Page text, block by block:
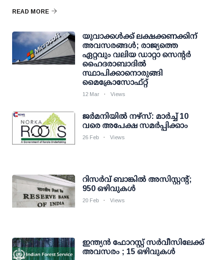
READ MORE
യുവാക്കള്‍ക്ക് ലക്ഷക്കണക്കിന്
അവസരങ്ങള്‍; രാജ്യത്തെ
ഏറ്റവും വലിയ ഡാറ്റാ സെന്റര്‍
ഹൈദരാബാദില്‍
സ്ഥാപിക്കാനൊരുങ്ങി
മൈക്രോസോഫ്റ്റ്
12 Mar Views
ജര്‍മനിയില്‍ നഴ്‌സ്: മാർച്ച് 10
വരെ അപേക്ഷ സമർപ്പിക്കാം
26 Feb Views
റിസര്‍വ് ബാങ്കില്‍ അസിസ്റ്റന്റ്;
950 ഒഴിവുകള്‍
20 Feb Views
ഇന്ത്യൻ ഫോറസ്റ്റ് സർവീസിലേക്ക്
അവസരം ; 15 ഒഴിവുകൾ